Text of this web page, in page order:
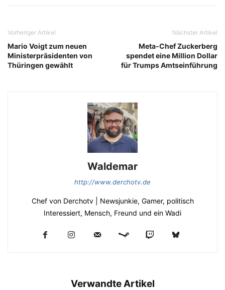
Vorheriger Artikel
Mario Voigt zum neuen
Ministerpräsidenten von
Thüringen gewählt
Nächster Artikel
Meta-Chef Zuckerberg
spendet eine Million Dollar
für Trumps Amtseinführung
Waldemar
http://www.derchotv.de
Chef von Derchotv | Newsjunkie, Gamer, politisch
Interessiert, Mensch, Freund und ein Wadi
Verwandte Artikel